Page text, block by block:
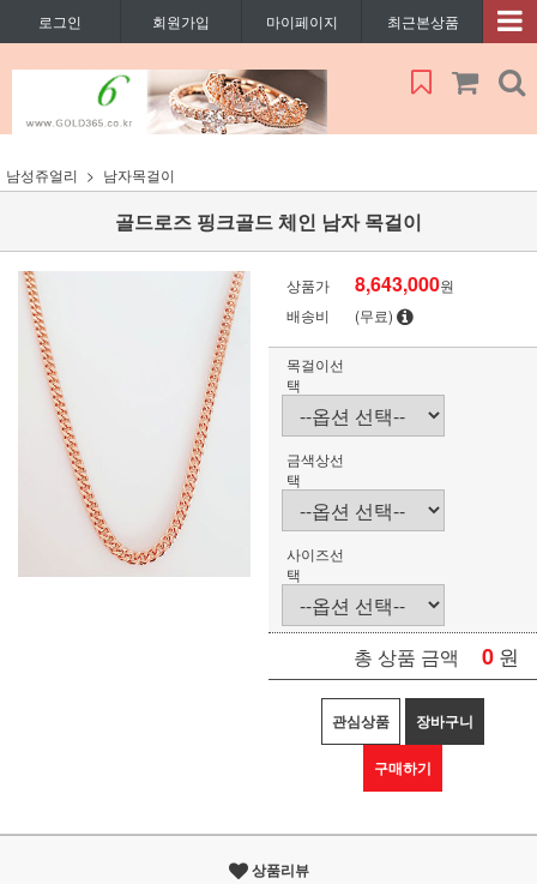
로그인 회원가입 마이페이지 최근본상품
남성쥬얼리 남자목걸이
골드로즈 핑크골드 체인 남자 목걸이
상품가 8,643,000원
배송비
(무료)
목걸이선
택
금색상선
택
사이즈선
택
총 상품 금액 0 원
관심상품 장바구니
구매하기
상품리뷰